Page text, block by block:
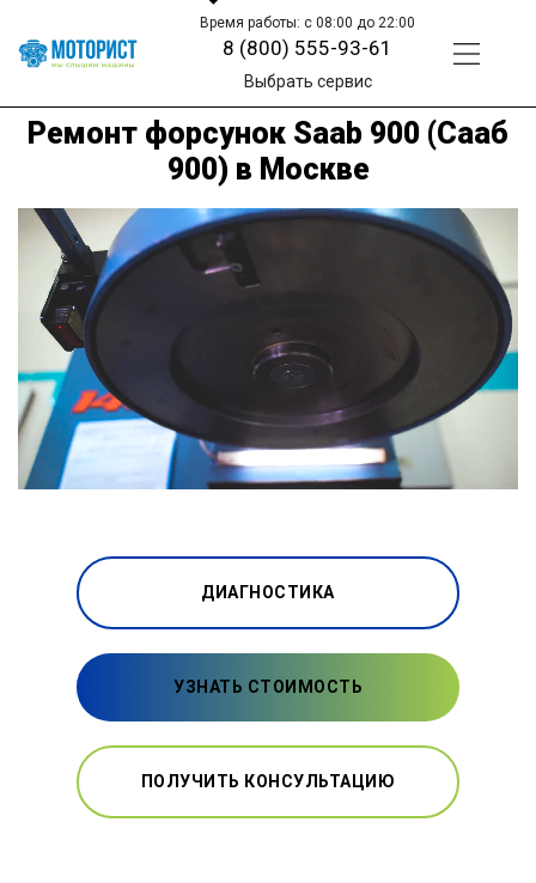
Время работы: с 08:00 до 22:00
8 (800) 555-93-61
Выбрать сервис
Ремонт форсунок Saab 900 (Сааб
900) в Москве
ДИАГНОСТИКА
УЗНАТЬ СТОИМОСТЬ
ПОЛУЧИТЬ КОНСУЛЬТАЦИЮ